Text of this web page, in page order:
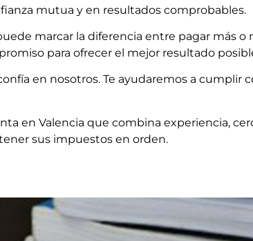
mutua y en resultados comprobables.
marcar la diferencia entre pagar más o
para ofrecer el mejor resultado
en nosotros. Te ayudaremos a cumplir
en Valencia que combina experiencia,
sus impuestos en orden.